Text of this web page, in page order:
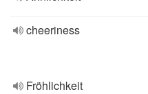
cheeriness
Fröhlichkeit